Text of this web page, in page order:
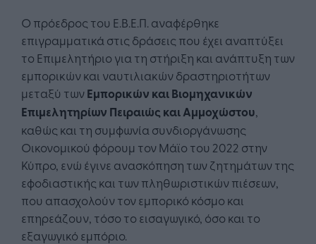
O πρόεδρος του Ε.Β.Ε.Π. αναφέρθηκε
επιγραμματικά στις δράσεις που έχει αναπτύξει
το Επιμελητήριο για τη στήριξη και ανάπτυξη των
εμπορικών και ναυτιλιακών δραστηριοτήτων
μεταξύ τωνΕμπορικών και Βιομηχανικών
Επιμελητηρίων Πειραιώς και Αμμοχώστου,
καθώς και τη συμφωνία συνδιοργάνωσης
Οικονομικού φόρουμ τον Μάϊο του 2022 στην
Κύπρο, ενώ έγινε ανασκόπηση των ζητημάτων της
εφοδιαστικής και των πληθωριστικών πιέσεων,
που απασχολούν τον εμπορικό κόσμο και
επηρεάζουν, τόσο το εισαγωγικό, όσο και το
εξαγωγικό εμπόριο.